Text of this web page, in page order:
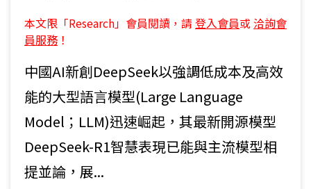
本文限「Research」會員閱讀，請 登入會員或 洽詢會
員服務 ！
中國AI新創DeepSeek以強調低成本及高效
能的大型語言模型(Large Language
Model；LLM)迅速崛起，其最新開源模型
DeepSeek-R1智慧表現已能與主流模型相
提並論，展...